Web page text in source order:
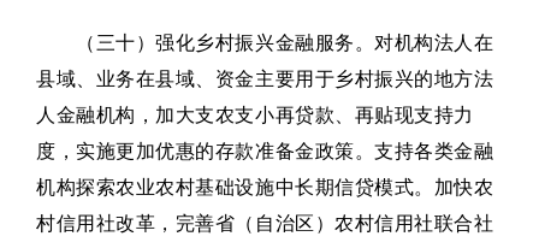
（三十）强化乡村振兴金融服务。对机构法人在
县域、业务在县域、资金主要用于乡村振兴的地方法
人金融机构，加大支农支小再贷款、再贴现支持力
度，实施更加优惠的存款准备金政策。支持各类金融
机构探索农业农村基础设施中长期信贷模式。加快农
村信用社改革，完善省（自治区）农村信用社联合社